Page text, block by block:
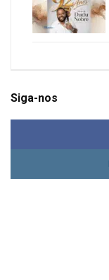
Siga-nos